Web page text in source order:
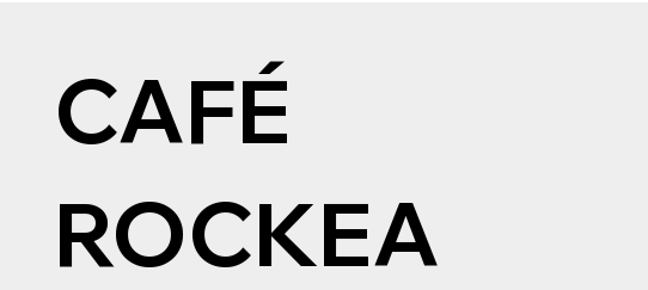
CAFÉ
ROCKEA